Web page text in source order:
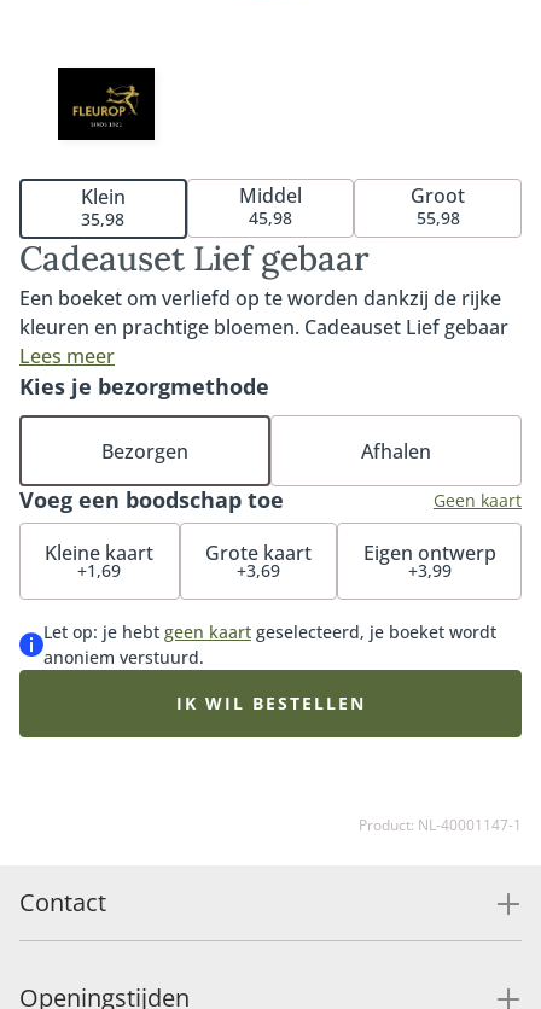
Cadeauset Lief gebaar
Een boeket om verliefd op te worden dankzij de rijke
kleuren en prachtige bloemen. Cadeauset Lief gebaar
is het perfecte geschenk om iemand écht mee te
verrassen. Het boeket wordt geleverd inclusief vaas
zodat de ontvanger direct kan genieten van dit
prachtige, sfeervolle boeket.
Lees meer
Klein
35,98
Middel
45,98
Groot
55,98
Voeg een boodschap toe Geen kaart
Kleine kaart
+1,69
Grote kaart
+3,69
Eigen ontwerp
+3,99
Let op: je hebt geen kaart geselecteerd, je boeket wordt
anoniem verstuurd.
Kies je bezorgmethode
Bezorgen Afhalen
IK WIL BESTELLEN
Product: NL-40001147-1
Contact
Openingstijden